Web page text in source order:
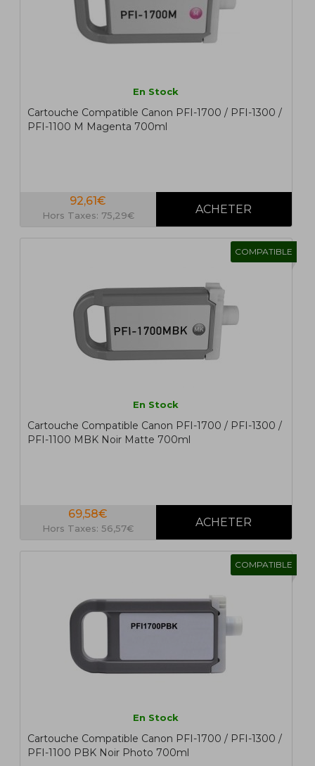
En Stock
Cartouche Compatible Canon PFI-1700 / PFI-1300 /
PFI-1100 M Magenta 700ml
92,61€
Hors Taxes: 75,29€
COMPATIBLE
En Stock
Cartouche Compatible Canon PFI-1700 / PFI-1300 /
PFI-1100 MBK Noir Matte 700ml
69,58€
Hors Taxes: 56,57€
COMPATIBLE
En Stock
Cartouche Compatible Canon PFI-1700 / PFI-1300 /
PFI-1100 PBK Noir Photo 700ml